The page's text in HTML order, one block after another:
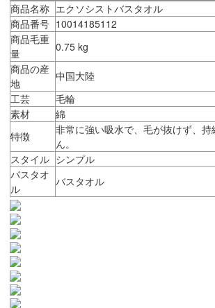
商品名称 エクソシストバスタオル
商品番号 10014185112
商品毛重
量
0.75 kg
商品の産
地
中国大陸
工芸
毛輪
素材
綿
特徴
非常に強い吸水で、毛が抜けず、
ん。
スタイル シンプル
バスタオ
ル
バスタオル